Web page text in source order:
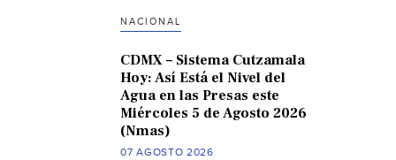
NACIONAL
CDMX – Sistema Cutzamala
Hoy: Así Está el Nivel del
Agua en las Presas este
Miércoles 5 de Agosto 2026
(Nmas)
07 AGOSTO 2026